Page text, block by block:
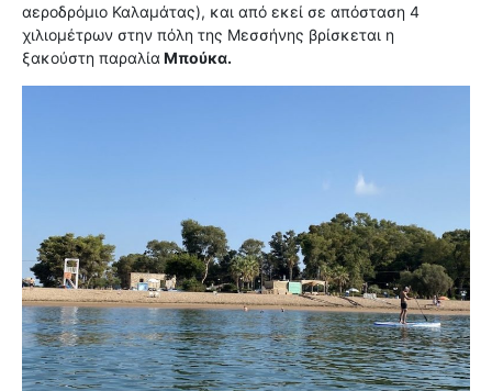
αεροδρόμιο Καλαμάτας), και από εκεί σε απόσταση 4
χιλιομέτρων στην πόλη της Μεσσήνης βρίσκεται η
ξακούστη παραλία Μπούκα.